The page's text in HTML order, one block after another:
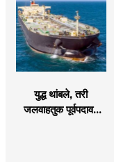
युद्ध थांबले, तरी
जलवाहतुक पूर्वपदावर